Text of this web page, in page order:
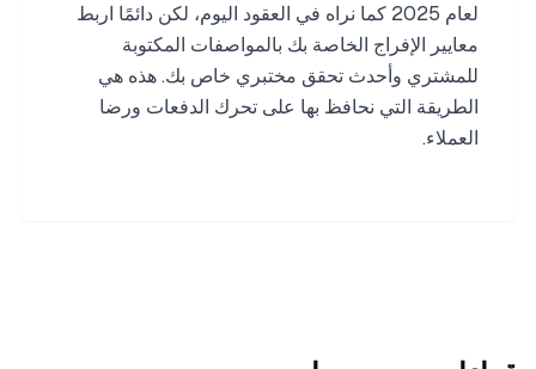
لعام 2025 كما نراه في العقود اليوم، لكن دائمًا اربط
معايير الإفراج الخاصة بك بالمواصفات المكتوبة
للمشتري وأحدث تحقق مختبري خاص بك. هذه هي
الطريقة التي نحافظ بها على تحرك الدفعات ورضا
العملاء.